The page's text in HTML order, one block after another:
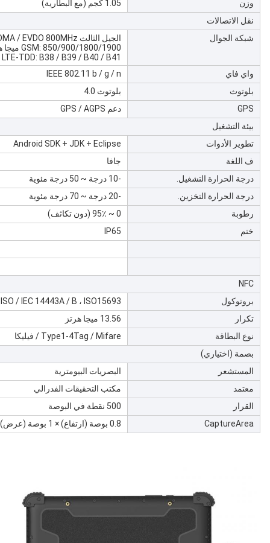
وزن
1.05 كجم (مع البطارية)
نقل الاتصالات
شبكة الجوال
الجيل الثالث 3G: WCDMA: 850/900/1900 / 2100MHz CDMA / EVDO 800MHz
GSM: 850/900/1800/1900 ميجا هرتز
TDD: B38 / B39 / B40 / B41
واي فاي
IEEE 802.11 b / g / n
بلوتوث
بلوتوث 4.0
GPS
دعم GPS / AGPS
بيئة التشغيل
تطوير الأدوات
Android SDK + JDK + Eclipse
ف اللغة
جافا
درجة الحرارة التشغيل.
-10 درجة ~ 50 درجة مئوية
درجة الحرارة التخزين.
-20 درجة ~ 70 درجة مئوية
رطوبة
0 ~ 95٪ (دون تكاثف)
ختم
IP65
NFC
بروتوكول
ISO / IEC 14443A / B ، ISO15693
تكرار
13.56 ميجا هرتز
نوع البطاقة
Type1-4Tag / Mifare / فيليكا
بصمة (اختياري)
المستشعر
البصريات البيومترية
معتمد
مكتب التحقيقات الفدرالي
القرار
500 نقطة في البوصة
CaptureArea
0.8 بوصة (ارتفاع) × 1 بوصة (عرض)